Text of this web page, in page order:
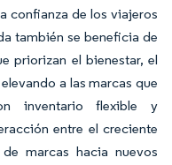
confianza de los viajeros
también se beneficia de
priorizan el bienestar, el
a las marcas que
inventario flexible y
entre el creciente
marcas hacia nuevos